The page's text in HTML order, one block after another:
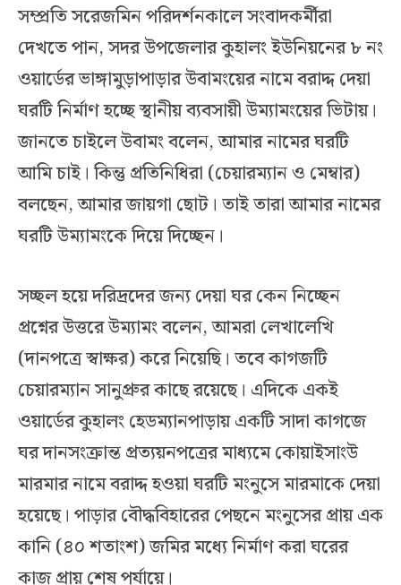
সম্প্রতি সরেজমিন পরিদর্শনকালে সংবাদকর্মীরা
দেখতে পান, সদর উপজেলার কুহালং ইউনিয়নের ৮ নং
ওয়ার্ডের ভাঙ্গামুড়াপাড়ার উবামংয়ের নামে বরাদ্দ দেয়া
ঘরটি নির্মাণ হচ্ছে স্থানীয় ব্যবসায়ী উম্যামংয়ের ভিটায়।
জানতে চাইলে উবামং বলেন, আমার নামের ঘরটি
আমি চাই। কিন্তু প্রতিনিধিরা (চেয়ারম্যান ও মেম্বার)
বলছেন, আমার জায়গা ছোট। তাই তারা আমার নামের
ঘরটি উম্যামংকে দিয়ে দিচ্ছেন।
সচ্ছল হয়ে দরিদ্রদের জন্য দেয়া ঘর কেন নিচ্ছেন
প্রশ্নের উত্তরে উম্যামং বলেন, আমরা লেখালেখি
(দানপত্রে স্বাক্ষর) করে নিয়েছি। তবে কাগজটি
চেয়ারম্যান সানুপ্রুর কাছে রয়েছে। এদিকে একই
ওয়ার্ডের কুহালং হেডম্যানপাড়ায় একটি সাদা কাগজে
ঘর দানসংক্রান্ত প্রত্যয়নপত্রের মাধ্যমে কোয়াইসাংউ
মারমার নামে বরাদ্দ হওয়া ঘরটি মংনুসে মারমাকে দেয়া
হয়েছে। পাড়ার বৌদ্ধবিহারের পেছনে মংনুসের প্রায় এক
কানি (৪০ শতাংশ) জমির মধ্যে নির্মাণ করা ঘরের
কাজ প্রায় শেষ পর্যায়ে।